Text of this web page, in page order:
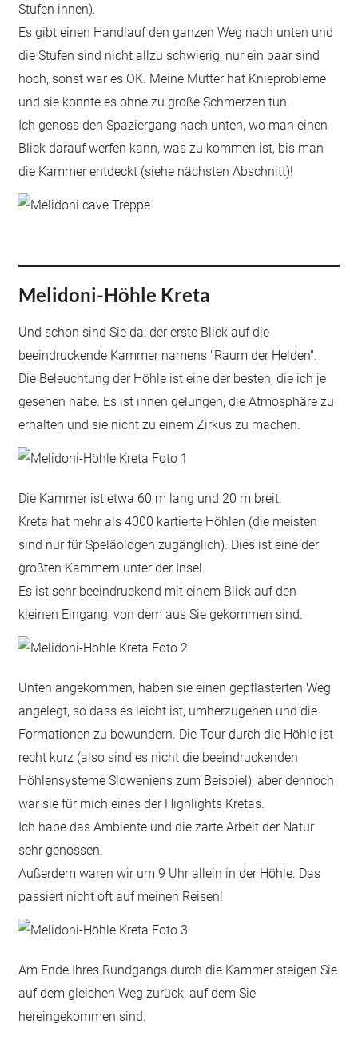
Stufen innen).
Es gibt einen Handlauf den ganzen Weg nach unten und
die Stufen sind nicht allzu schwierig, nur ein paar sind
hoch, sonst war es OK. Meine Mutter hat Knieprobleme
und sie konnte es ohne zu große Schmerzen tun.
Ich genoss den Spaziergang nach unten, wo man einen
Blick darauf werfen kann, was zu kommen ist, bis man
die Kammer entdeckt (siehe nächsten Abschnitt)!
Melidoni-Höhle Kreta
Und schon sind Sie da: der erste Blick auf die
beeindruckende Kammer namens "Raum der Helden".
Die Beleuchtung der Höhle ist eine der besten, die ich je
gesehen habe. Es ist ihnen gelungen, die Atmosphäre zu
erhalten und sie nicht zu einem Zirkus zu machen.
Die Kammer ist etwa 60 m lang und 20 m breit.
Kreta hat mehr als 4000 kartierte Höhlen (die meisten
sind nur für Speläologen zugänglich). Dies ist eine der
größten Kammern unter der Insel.
Es ist sehr beeindruckend mit einem Blick auf den
kleinen Eingang, von dem aus Sie gekommen sind.
Unten angekommen, haben sie einen gepflasterten Weg
angelegt, so dass es leicht ist, umherzugehen und die
Formationen zu bewundern. Die Tour durch die Höhle ist
recht kurz (also sind es nicht die beeindruckenden
Höhlensysteme Sloweniens zum Beispiel), aber dennoch
war sie für mich eines der Highlights Kretas.
Ich habe das Ambiente und die zarte Arbeit der Natur
sehr genossen.
Außerdem waren wir um 9 Uhr allein in der Höhle. Das
passiert nicht oft auf meinen Reisen!
Am Ende Ihres Rundgangs durch die Kammer steigen Sie
auf dem gleichen Weg zurück, auf dem Sie
hereingekommen sind.